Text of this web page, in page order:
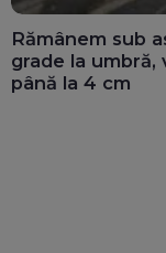
Rămânem sub
grade la umbră,
până la 4 cm